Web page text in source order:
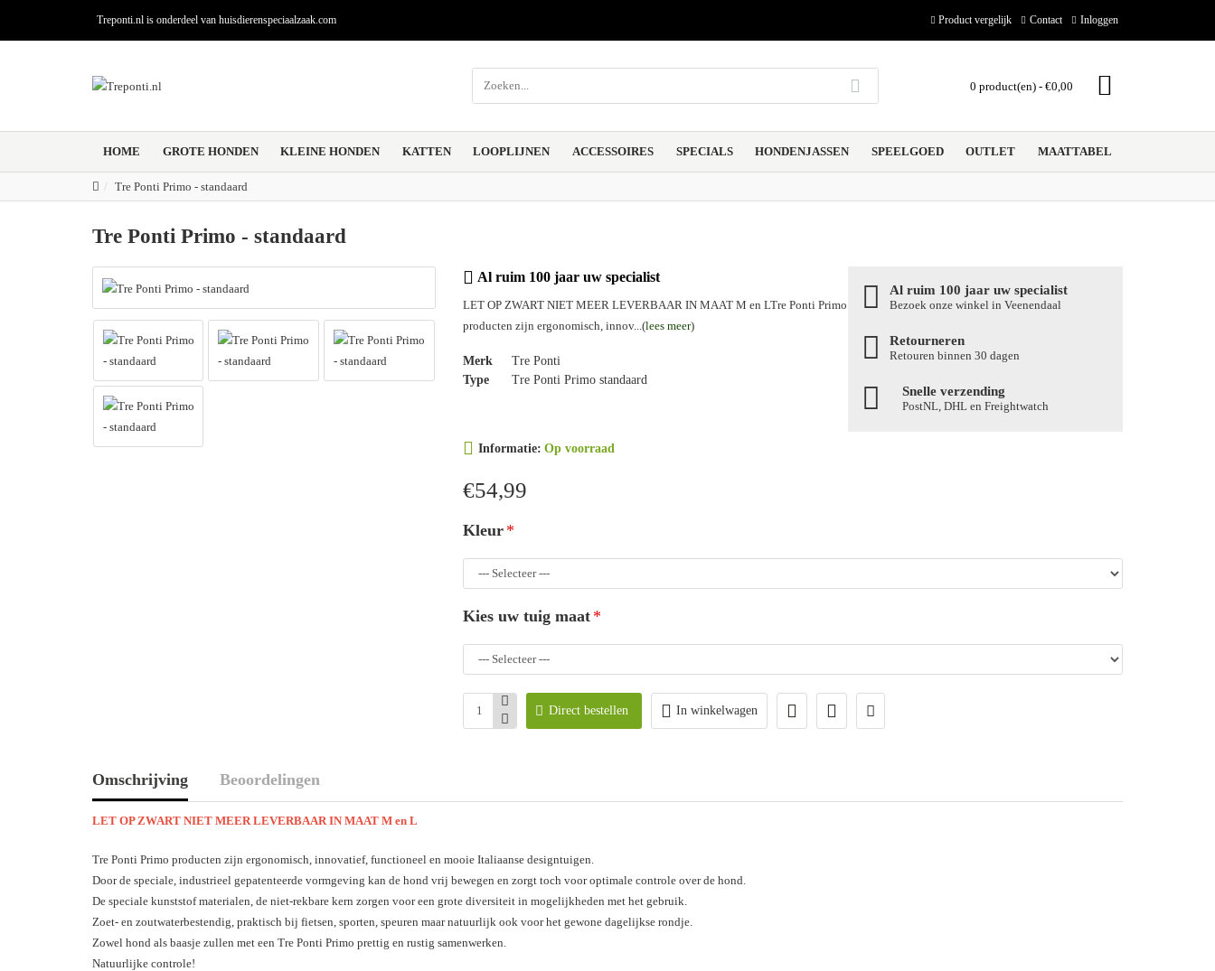
Treponti.nl is onderdeel van huisdierenspeciaalzaak.com Product vergelijk Contact Inloggen
0 product(en) - €0,00
HOME GROTE HONDEN KLEINE HONDEN KATTEN LOOPLIJNEN ACCESSOIRES SPECIALS HONDENJASSEN SPEELGOED OUTLET MAATTABEL
Tre Ponti Primo - standaard
Tre Ponti Primo - standaard
Al ruim 100 jaar uw specialist
LET OP ZWART NIET MEER LEVERBAAR IN MAAT M en LTre Ponti Primo
producten zijn ergonomisch, innov...(lees meer)
Merk
Tre Ponti
Type
Tre Ponti Primo standaard
Al ruim 100 jaar uw specialist
Bezoek onze winkel in Veenendaal
Retourneren
Retouren binnen 30 dagen
Snelle verzending
PostNL, DHL en Freightwatch
Informatie: Op voorraad
€54,99
Kleur
Kies uw tuig maat
Direct bestellen In winkelwagen
Omschrijving Beoordelingen
LET OP ZWART NIET MEER LEVERBAAR IN MAAT M en L
Tre Ponti Primo producten zijn ergonomisch, innovatief, functioneel en mooie Italiaanse designtuigen.
Door de speciale, industrieel gepatenteerde vormgeving kan de hond vrij bewegen en zorgt toch voor optimale controle over de hond.
De speciale kunststof materialen, de niet-rekbare kern zorgen voor een grote diversiteit in mogelijkheden met het gebruik.
Zoet- en zoutwaterbestendig, praktisch bij fietsen, sporten, speuren maar natuurlijk ook voor het gewone dagelijkse rondje.
Zowel hond als baasje zullen met een Tre Ponti Primo prettig en rustig samenwerken.
Natuurlijke controle!